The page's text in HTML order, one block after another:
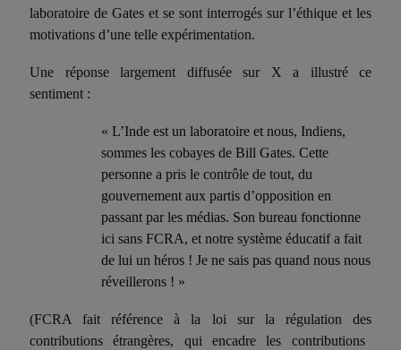
laboratoire de Gates et se sont interrogés sur l’éthique et les
motivations d’une telle expérimentation.
Une réponse largement diffusée sur X a illustré ce
sentiment :
« L’Inde est un laboratoire et nous, Indiens,
sommes les cobayes de Bill Gates. Cette
personne a pris le contrôle de tout, du
gouvernement aux partis d’opposition en
passant par les médias. Son bureau fonctionne
ici sans FCRA, et notre système éducatif a fait
de lui un héros ! Je ne sais pas quand nous nous
réveillerons ! »
(FCRA fait référence à la loi sur la régulation des
contributions étrangères, qui encadre les contributions